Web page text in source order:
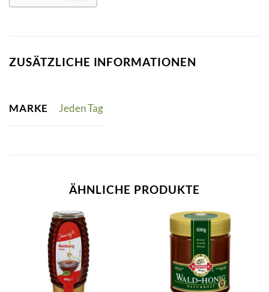
ZUSÄTZLICHE INFORMATIONEN
MARKE Jeden Tag
ÄHNLICHE PRODUKTE